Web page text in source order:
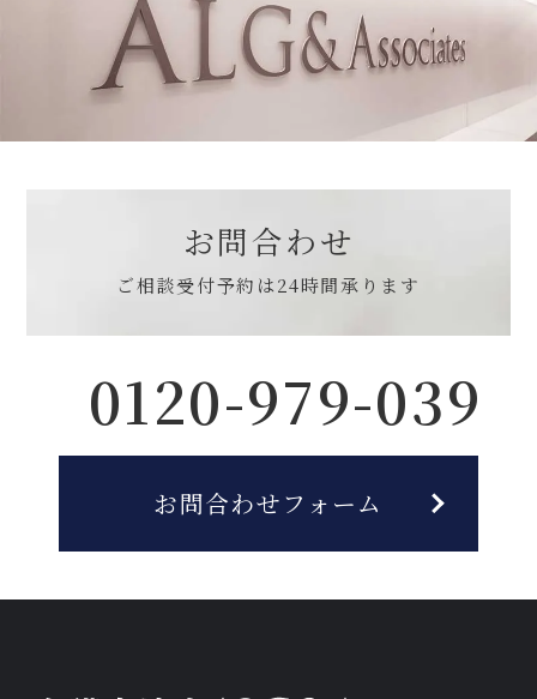
お問合わせ
ご相談受付予約は24時間承ります
0120-979-039
お問合わせフォーム